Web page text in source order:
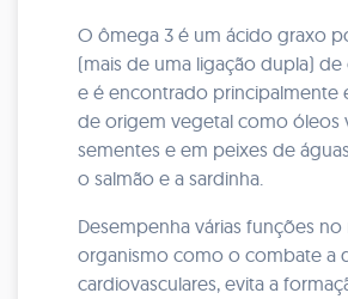
O ômega 3 é um ácido graxo
(mais de uma ligação dupla) de
e é encontrado principalmente
de origem vegetal como óleos
sementes e em peixes de
o salmão e a sardinha.
Desempenha várias funções no
organismo como o combate a
cardiovasculares, evita a